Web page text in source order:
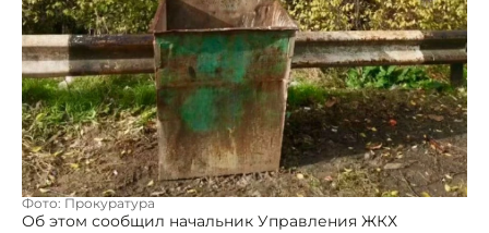
Фото: Прокуратура
Об этом сообщил начальник Управления ЖКХ